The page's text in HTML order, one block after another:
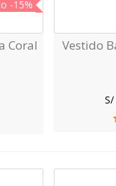
-15%
Coral Vestido